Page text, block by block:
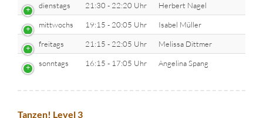
dienstags 21:30 - 22:20 Uhr Herbert Nagel
mittwochs 19:15 - 20:05 Uhr Isabel Müller
freitags 21:15 - 22:05 Uhr Melissa Dittmer
sonntags 16:15 - 17:05 Uhr Angelina Spang
Tanzen! Level 3